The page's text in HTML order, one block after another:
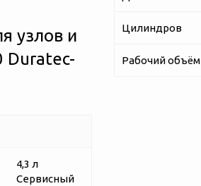
узлов и
Duratec-
4,3 л
Сервисный
Цилиндров
Рабочий объём